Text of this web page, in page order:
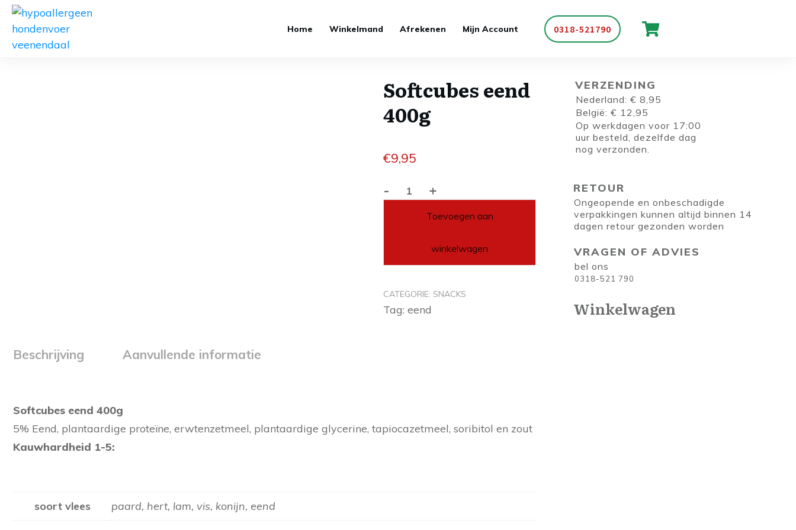
Home Winkelmand Afrekenen Mijn Account 0318-521790
Softcubes eend
400g
€9,95
-
Softcubes+
Toevoegen aan
winkelwagen
CATEGORIE: SNACKS
Tag:eend
Beschrijving Aanvullende informatie
Softcubes eend 400g
5% Eend, plantaardige proteïne, erwtenzetmeel, plantaardige glycerine, tapiocazetmeel, soribitol en zout
Kauwhardheid 1-5:
soort vlees paard, hert, lam, vis, konijn, eend
VERZENDING
Nederland: € 8,95
België: € 12,95
Op werkdagen voor 17:00
uur besteld, dezelfde dag
nog verzonden.
RETOUR
Ongeopende en onbeschadigde
verpakkingen kunnen altijd binnen 14
dagen retour gezonden worden
VRAGEN OF ADVIES
bel ons
0318-521 790
Winkelwagen